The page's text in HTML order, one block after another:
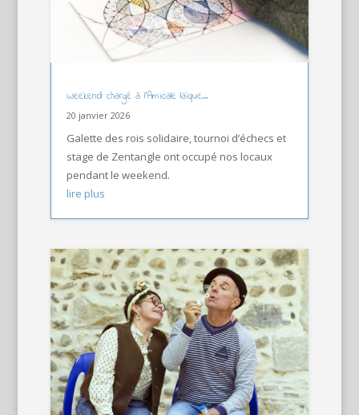
Weekend chargé à l’Amicale laïque…
20 janvier 2026
Galette des rois solidaire, tournoi d’échecs et
stage de Zentangle ont occupé nos locaux
pendant le weekend.
lire plus